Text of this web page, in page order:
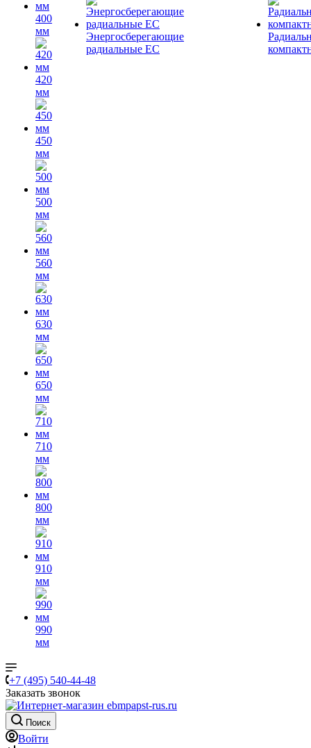
400
мм
420
мм
450
мм
500
мм
560
мм
630
мм
650
мм
710
мм
800
мм
910
мм
990
мм
Энергосберегающие
радиальные EC
+7 (495) 540-44-48
Заказать звонок
Поиск
Войти